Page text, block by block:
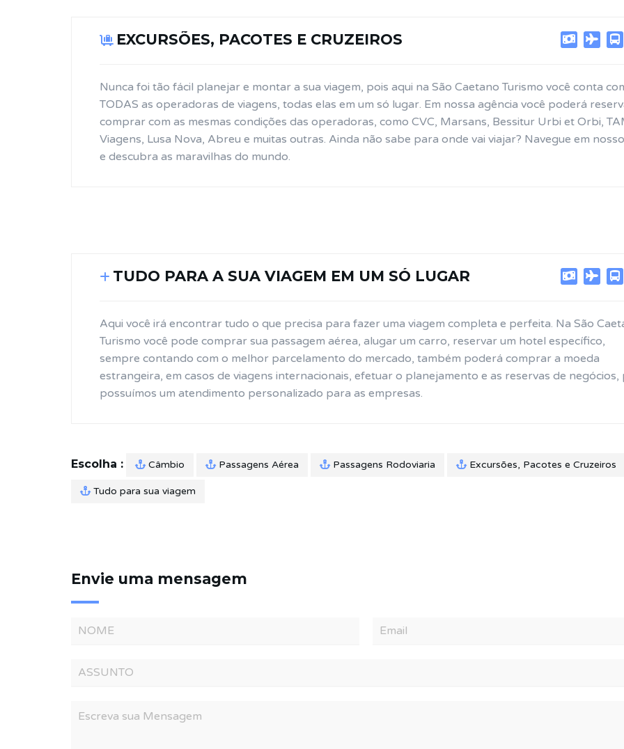
EXCURSÕES, PACOTES E CRUZEIROS
Nunca foi tão fácil planejar e montar a sua viagem, pois aqui na São Caetano Turismo você conta
TODAS as operadoras de viagens, todas elas em um só lugar. Em nossa agência você poderá
comprar com as mesmas condições das operadoras, como CVC, Marsans, Bessitur Urbi et Orbi,
Viagens, Lusa Nova, Abreu e muitas outras. Ainda não sabe para onde vai viajar? Navegue em
e descubra as maravilhas do mundo.
TUDO PARA A SUA VIAGEM EM UM SÓ LUGAR
Aqui você irá encontrar tudo o que precisa para fazer uma viagem completa e perfeita. Na São
Turismo você pode comprar sua passagem aérea, alugar um carro, reservar um hotel específico,
sempre contando com o melhor parcelamento do mercado, também poderá comprar a moeda
estrangeira, em casos de viagens internacionais, efetuar o planejamento e as reservas de negócios,
possuímos um atendimento personalizado para as empresas.
Escolha : Câmbio Passagens Aérea Passagens Rodoviaria Excursões, Pacotes e Cruzeiros
Tudo para sua viagem
Envie uma mensagem